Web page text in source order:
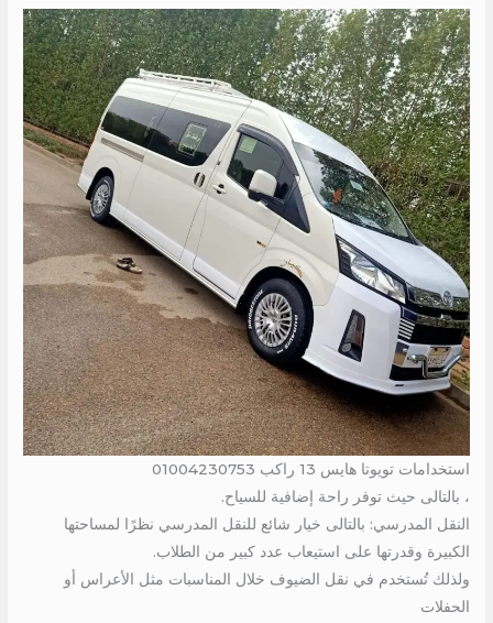
استخدامات تويوتا هايس 13 راكب 01004230753
، بالتالى حيث توفر راحة إضافية للسياح.
النقل المدرسي: بالتالى خيار شائع للنقل المدرسي نظرًا لمساحتها
الكبيرة وقدرتها على استيعاب عدد كبير من الطلاب.
ولذلك تُستخدم في نقل الضيوف خلال المناسبات مثل الأعراس أو
الحفلات